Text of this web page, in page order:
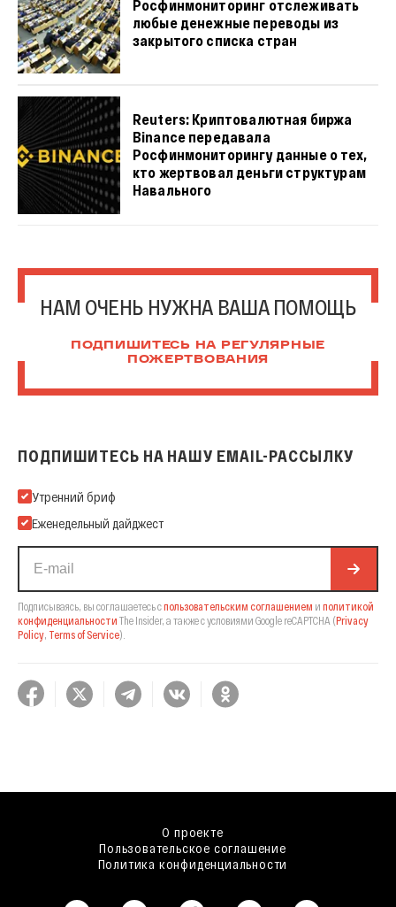
Росфинмониторинг отслеживать
любые денежные переводы из
закрытого списка стран
Reuters: Криптовалютная биржа
Binance передавала
Росфинмониторингу данные о тех,
кто жертвовал деньги структурам
Навального
НАМ ОЧЕНЬ НУЖНА ВАША ПОМОЩЬ
ПОДПИШИТЕСЬ НА РЕГУЛЯРНЫЕ
ПОЖЕРТВОВАНИЯ
ПОДПИШИТЕСЬ НА НАШУ EMAIL-РАССЫЛКУ
Подпишитесь на нашу Email-рассылку
Утренний бриф
Еженедельный дайджест
Подписываясь, вы соглашаетесь спользовательским соглашением и политикой
конфиденциальности The Insider, а также с условиями Google reCAPTCHA (Privacy
Policy, Terms of Service).
О проекте
Пользовательское соглашение
Политика конфиденциальности